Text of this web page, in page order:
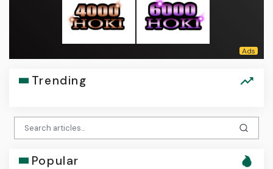
Trending
Popular